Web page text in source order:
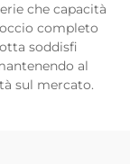
che capacità
completo
soddisfi
al
sul mercato.